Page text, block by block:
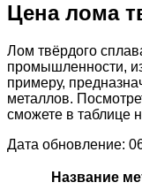
Цена лома
Лом твёрдого
промышленности,
примеру,
металлов.
сможете в таблице
Дата обновление:
Название